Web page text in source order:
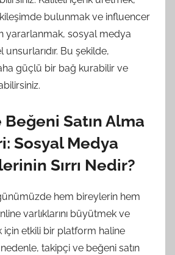
bulunmak ve influencer
yararlanmak, sosyal medya
Bu şekilde,
güçlü bir bağ kurabilir ve
Satın Alma
Sosyal Medya
Sırrı Nedir?
hem bireylerin hem
varlıklarını büyütmek ve
için etkili bir platform haline
takipçi ve beğeni satın